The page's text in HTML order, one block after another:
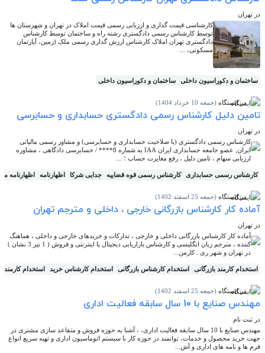
در تهران
کارشناسی قیمت گذاری و ارزیابی رسمی قیمت املاک در تهران و شهرستان ها
توسط کارشناس رسمی دادگستری رشته راه و ساختمان توسط کارشناس
دادگستری تهران املاک کارشناس ارزش گذاری رسمی ملک (زمین، آپارتمان
مسکونی، ...
ساختمان و دکوراسیون داخلی ساختمان و دکوراسیون داخلی
در ایستگاه (جمعه 10 خرداد 1404)
تامین دلیل کارشناس رسمی دادگستری حسابداری و حسابرسی
در تهران
کارشناس رسمی دادگستری (با صلاحیت حسابداری و حسابرسی) و مشاور رسمی مالیاتی
ایران, عضو جامعه حسابداری ایران IAA به شماره 8**** / حسابرسی دادگاهی ، مشاوره
ارزیابی سهام ، تامین دلیل ، رفع مغایرت حساب ؛ ...
کارشناس رسمی حسابداری کارشناس رسمی قوه قضاییه جدایی شرکا اظهارنامه اظهارنامه
در ایستگاه (جمعه 25 اسفند 1402)
آماده کار کارشناس بازرگانی خارجی ، داخلی و مترجم تهران
در تهران
آماده کار کارشناس بازرگانی داخلی و خارجی ، تدارکات و خریدهای خارجی و داخلی ، هماهنگ
کننده ، مترجم زبان انگلیسی و کارشناس بازاریابی دیجیتال یا اینترنتی و فروش ( 1 تیر 3 نشان )
در تهران و شهر ری . کارمن...
استخدام کارمند بازرگانی استخدام کارشناس بازرگانی استخدام کارشناس خرید استخدام کارمند
در ایستگاه (جمعه 25 اسفند 1402)
مهندس صنایع با 10 سال سابقه فعالیت اداری
در ثبت نام
مهندس صنایع با 10 سال سابقه فعالیت اداری، ، آشنا به حوزه فروش و متقاعد سازی مشتری در
جهت خرید محصول و خدمات، توانمند در حوزه کار با سیستم اتوماسیون اداری و تهیه سریع انواع
فرم ها و نامه های اداری و آش...